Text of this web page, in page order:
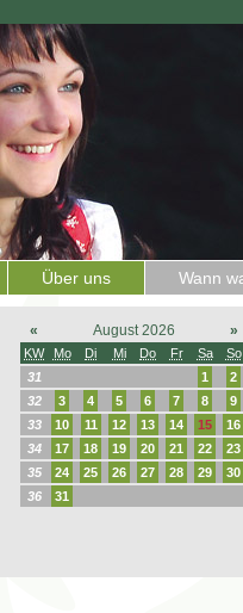
Über uns Wann
« August 2026 »
KW Mo Di Mi Do Fr Sa
So
31
1
2
32
3 4 5 6 7 8
9
33
10 11 12 13 14 15
16
34
17 18 19 20 21 22
23
35
24 25 26 27 28 29
30
36
31